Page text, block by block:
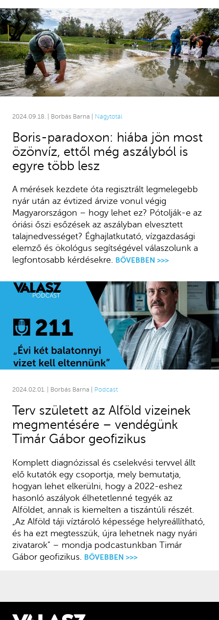
2024.09.18. | Borbás Barna | Nagytotál
Boris-paradoxon: hiába jön most
özönvíz, ettől még aszályból is
egyre több lesz
A mérések kezdete óta regisztrált legmelegebb
nyár után az évtized árvize vonul végig
Magyarországon – hogy lehet ez? Pótolják-e az
óriási őszi esőzések az aszályban elvesztett
talajnedvességet? Éghajlatkutató, vízgazdasági
elemző és ökológus segítségével válaszolunk a
legfontosabb kérdésekre. BŐVEBBEN >>>
2024.02.01. | Borbás Barna | Podcast
Terv született az Alföld vizeinek
megmentésére – vendégünk
Timár Gábor geofizikus
Komplett diagnózissal és cselekvési tervvel állt
elő kutatók egy csoportja, mely bemutatja,
hogyan lehet elkerülni, hogy a 2022-eshez
hasonló aszályok élhetetlenné tegyék az
Alföldet, annak is kiemelten a tiszántúli részét.
„Az Alföld táji víztároló képessége helyreállítható,
és ha ezt megtesszük, újra lehetnek nagy nyári
zivatarok” – mondja podcastunkban Timár
Gábor geofizikus. BŐVEBBEN >>>